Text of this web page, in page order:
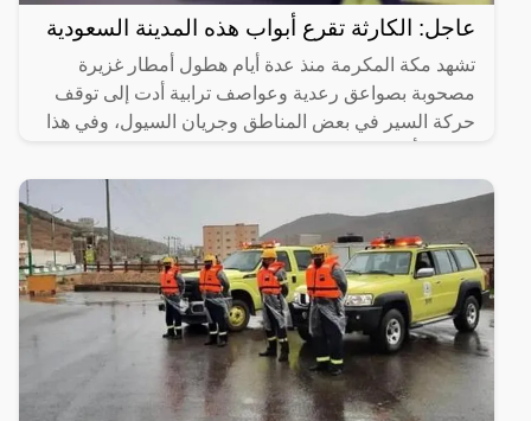
عاجل: الكارثة تقرع أبواب هذه المدينة السعودية
تشهد مكة المكرمة منذ عدة أيام هطول أمطار غزيرة
مصحوبة بصواعق رعدية وعواصف ترابية أدت إلى توقف
حركة السير في بعض المناطق وجريان السيول، وفي هذا